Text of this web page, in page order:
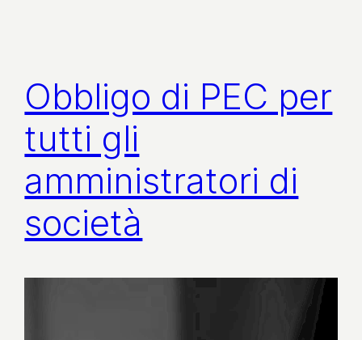
Obbligo di PEC per
tutti gli
amministratori di
società